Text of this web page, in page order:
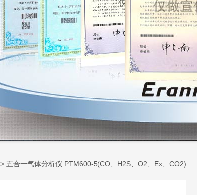
> 五合一气体分析仪 PTM600-5(CO、H2S、O2、Ex、CO2)